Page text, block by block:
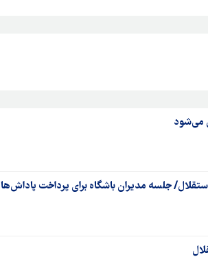
می‌شود
جلسه مدیران باشگاه برای پرداخت پاداش‌ها